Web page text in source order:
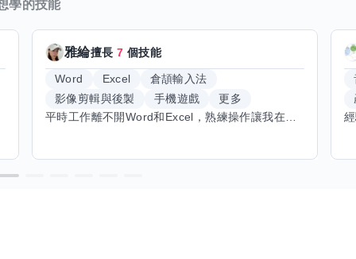
學的技能
雅綸擅長7 個技能
Word Excel
倉頡輸入法
影像剪輯與後製
手機遊戲
更多
平時工作離不開Word和Excel，熟練操作讓我在文件整理和數據處理上都得心應手，還能用倉頡輸入法快速打字。近期想挑戰英文學習，希望能透過交換技能一起進步！如果你英文流利，需要中文或電腦技巧輔助，歡迎找我搭檔，咱們一起歡樂學習，互相激勵，成為彼此的學習小夥伴！